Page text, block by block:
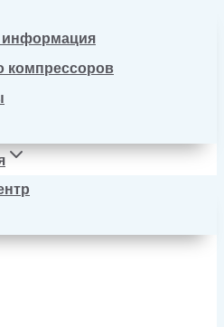
информация
компрессоров